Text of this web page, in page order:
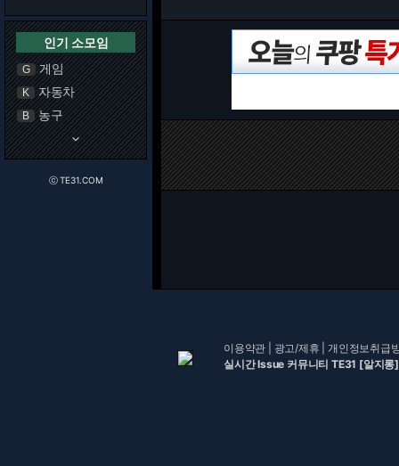
인기 소모임
G 게임
K 자동차
B 농구
keyboard_arrow_down
ⓒ TE31.COM
이용약관 광고/제휴 |개인정보취급
실시간 Issue 커뮤니티 TE31 [알지